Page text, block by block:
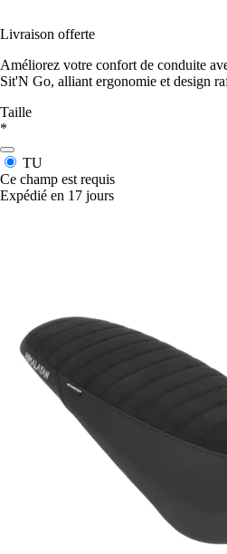
Livraison offerte
Améliorez votre confort de conduite
Sit'N Go, alliant ergonomie et design
Taille
*
TU
Ce champ est requis
Expédié en 17 jours